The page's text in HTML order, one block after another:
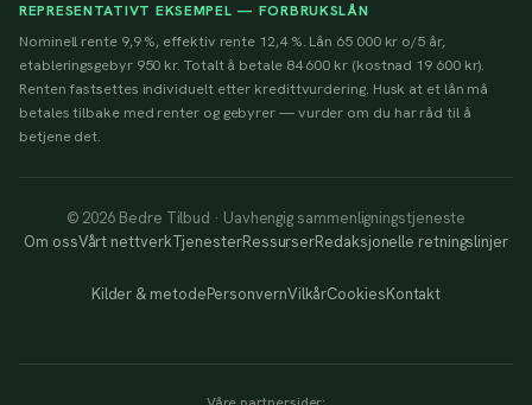
REPRESENTATIVT EKSEMPEL — FORBRUKSLÅN
Nominell rente 9,9 %, effektiv rente 12,4 %. Lån 65 000 kr o/5 år,
etableringsgebyr 950 kr. Totalt å betale 84 600 kr (kostnad 19 600 kr).
Renten fastsettes individuelt etter kredittvurdering. Husk at et lån må
betales tilbake med renter og gebyrer — vurder om du har råd til å
betjene det.
© 2026 Bedre Tilbud · Uavhengig sammenligningstjeneste
Om ossVårt nettverkTjenesterRessurserRedaksjonelle retningslinjer
Kilder & metodePersonvernVilkårCookiesKontakt